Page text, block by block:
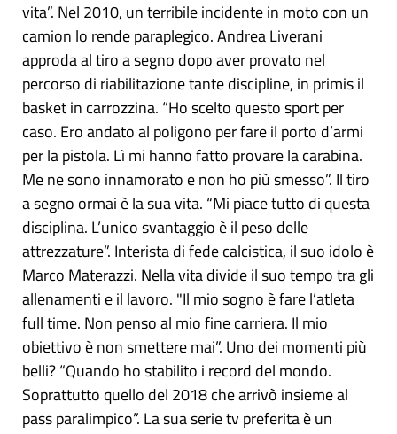
vita”. Nel 2010, un terribile incidente in moto con un
camion lo rende paraplegico. Andrea Liverani
approda al tiro a segno dopo aver provato nel
percorso di riabilitazione tante discipline, in primis il
basket in carrozzina. “Ho scelto questo sport per
caso. Ero andato al poligono per fare il porto d’armi
per la pistola. Lì mi hanno fatto provare la carabina.
Me ne sono innamorato e non ho più smesso”. Il tiro
a segno ormai è la sua vita. “Mi piace tutto di questa
disciplina. L’unico svantaggio è il peso delle
attrezzature”. Interista di fede calcistica, il suo idolo è
Marco Materazzi. Nella vita divide il suo tempo tra gli
allenamenti e il lavoro. "Il mio sogno è fare l’atleta
full time. Non penso al mio fine carriera. Il mio
obiettivo è non smettere mai”. Uno dei momenti più
belli? “Quando ho stabilito i record del mondo.
Soprattutto quello del 2018 che arrivò insieme al
pass paralimpico”. La sua serie tv preferita è un